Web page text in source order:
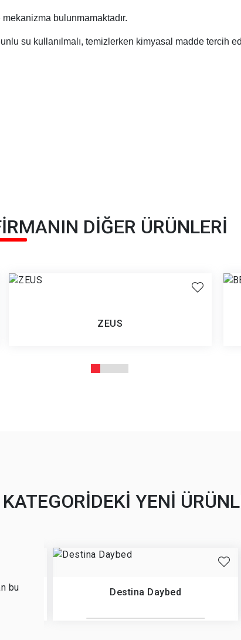
bulunmamaktadır.
su kullanılmalı, temizlerken kimyasal madde tercih
DİĞER ÜRÜNLERİ
ZEUS
YENİ
bu
Destina Daybed